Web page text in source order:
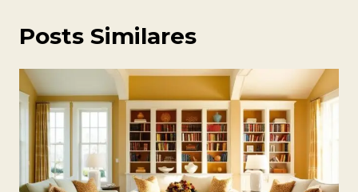
Posts Similares